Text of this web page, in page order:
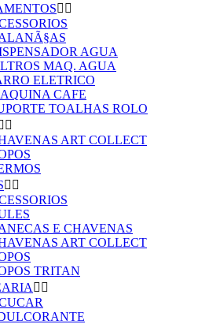
 
AGUA
MAQ. AGUA
ELETRICO
CAFE
TOALHAS ROLO

ART COLLECT
 
E CHAVENAS
ART COLLECT
TRITAN
 